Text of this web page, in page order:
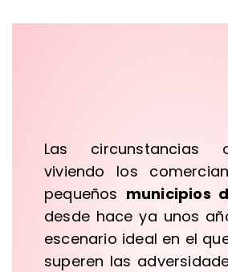
Las circunstancias
viviendo los
pequeños municipios
desde hace ya unos
escenario ideal en el
superen las